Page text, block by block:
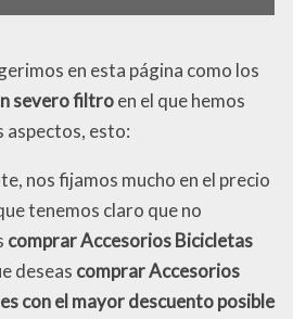
en esta página como los
severo filtroen el que hemos
aspectos, esto:
nos fijamos mucho en el precio
tenemos claro que no
comprar Accesorios Bicicletas
deseas comprar Accesorios
con el mayor descuento posible